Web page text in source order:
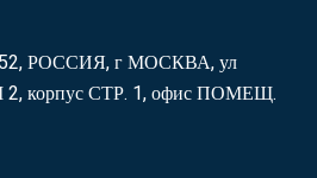
РОССИЯ, г МОСКВА, ул
СТР. 1, офис ПОМЕЩ.